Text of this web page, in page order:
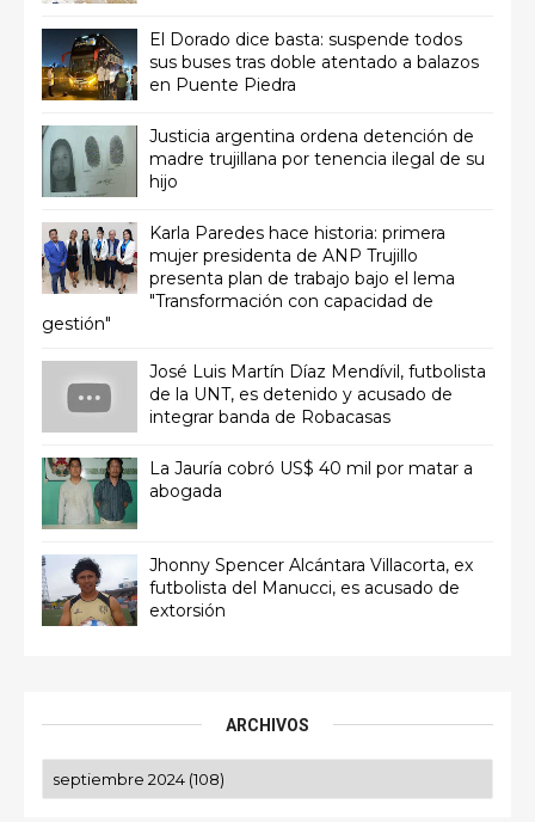
El Dorado dice basta: suspende todos
sus buses tras doble atentado a balazos
en Puente Piedra
Justicia argentina ordena detención de
madre trujillana por tenencia ilegal de su
hijo
Karla Paredes hace historia: primera
mujer presidenta de ANP Trujillo
presenta plan de trabajo bajo el lema
"Transformación con capacidad de
gestión"
José Luis Martín Díaz Mendívil, futbolista
de la UNT, es detenido y acusado de
integrar banda de Robacasas
La Jauría cobró US$ 40 mil por matar a
abogada
Jhonny Spencer Alcántara Villacorta, ex
futbolista del Manucci, es acusado de
extorsión
ARCHIVOS